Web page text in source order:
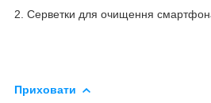
2. Серветки для очищення
Приховати